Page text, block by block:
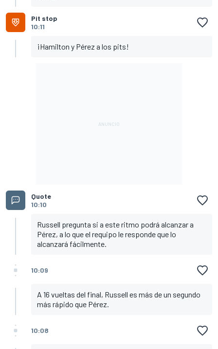
Pit stop
10:11
¡Hamilton y Pérez a los pits!
Quote
10:10
Russell pregunta si a este ritmo podrá alcanzar a
Pérez, a lo que el requipo le responde que lo
alcanzará fácilmente.
10:09
A 16 vueltas del final, Russell es más de un segundo
más rápido que Pérez.
10:08